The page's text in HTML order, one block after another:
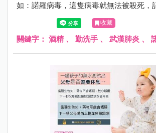
如：諾羅病毒，這隻病毒就無法被殺死，
收藏
關鍵字： 酒精 、 勤洗手 、 武漢肺炎 、